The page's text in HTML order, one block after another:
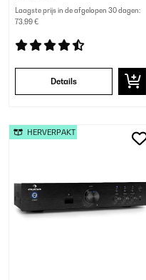
Laagste prijs in de afgelopen 30 dagen:
73,99 €
Details
HERVERPAKT